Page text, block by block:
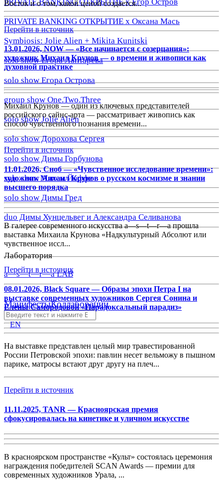
PRIVATE BANKING ОТКРЫТИЕ х Оксана Мась
Symbiosis: Jolie Alien + Mikita Kunitski
solo show Егора Лаптарева
solo show Егора Острова
group show One.Two.Three
solo show Jolie Alien
solo show Дорохова Сергея
solo show Димы Горбунова
solo show Алисы Йоффе
solo show Димы Гред
duo Димы Хунцельвег и Александра Селиванова
Лаборатория
a—s—t—r—a LAB
МанифестыКоллаборации
EN
Восток и о том, какой ценой создается...
Перейти в источник
13.01.2026, NOW — «Все начинается с созерцания»:
художник Михаил Крунов — о времени и живописи как
духовной практике
Михаил Крунов — один из ключевых представителей
российского сайнс-арта — рассматривает живопись как
способ чувственного познания времени...
Перейти в источник
11.01.2026, Сноб — «Чувственное исследование времени»:
художник Михаил Крунов о русском космизме и знании
высшего порядка
В галерее современного искусства a—s—t—r—a прошла
выставка Михаила Крунова «Надкультурный Абсолют или
чувственное иссл...
Перейти в источник
08.01.2026, Black Square — Образы эпохи Петра I на
выставке современных художников Сергея Сонина и
Елены Самородовой «Парадоксальный парадиз»
На выставке представлен целый мир травестированной
России Петровской эпохи: павлин несет вельможу в пышном
парике, матросы встают друг другу на плеч...
Перейти в источник
11.11.2025, TANR — Красноярская премия
сфокусировалась на кинетике и уличном искусстве
В красноярском пространстве «Культ» состоялась церемония
награждения победителей SCAN Awards — премии для
современных художников Урала, ...